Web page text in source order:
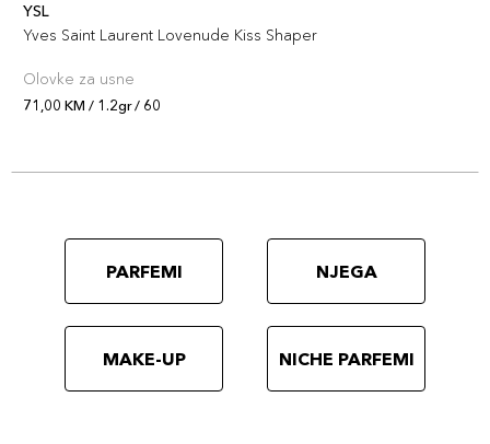
YSL
Yves Saint Laurent Lovenude Kiss Shaper
Olovke za usne
71,00 KM / 1.2gr / 60
PARFEMI NJEGA
MAKE-UP NICHE PARFEMI